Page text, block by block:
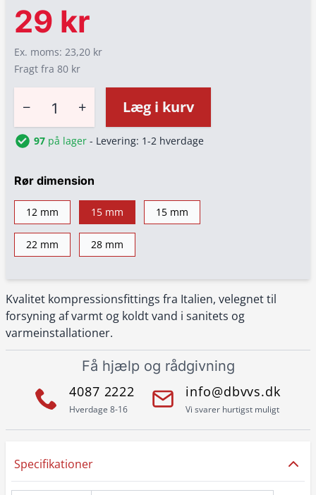
Kvalitet kompressionsfittings fra Italien, velegnet til
forsyning af varmt og koldt vand i sanitets og
varmeinstallationer.
29 kr
Ex. moms: 23,20 kr
Fragt fra 80 kr
− + Læg i kurv
97 på lager - Levering: 1-2 hverdage
Rør dimension
12 mm 15 mm 15 mm
22 mm 28 mm
Få hjælp og rådgivning
4087 2222
Hverdage 8-16
info@dbvvs.dk
Vi svarer hurtigst muligt
Specifikationer